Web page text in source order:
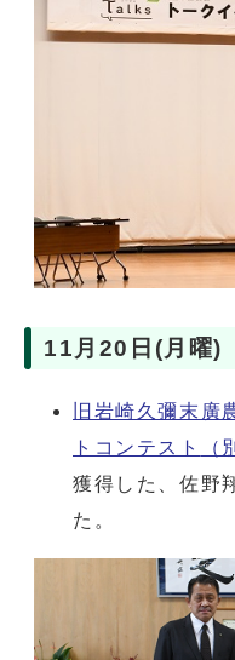
11月20日(月曜)
旧岩崎久彌末廣
トコンテスト
（
獲得した、佐野
た。